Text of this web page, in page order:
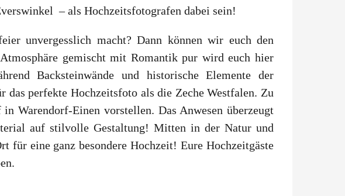
– als Hochzeitsfotografen dabei sein!
unvergesslich macht? Dann können wir euch den
gemischt mit Romantik pur wird euch hier
Backsteinwände und historische Elemente der
perfekte Hochzeitsfoto als die Zeche Westfalen. Zu
Warendorf-Einen vorstellen. Das Anwesen überzeugt
auf stilvolle Gestaltung! Mitten in der Natur und
für eine ganz besondere Hochzeit! Eure Hochzeitgäste